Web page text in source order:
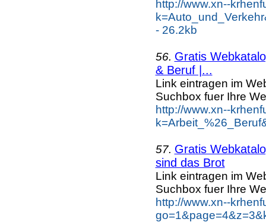
http://www.xn--
- 26.2kb
56. Gratis
& Beruf |...
Link eintragen im
Suchbox fuer Ihre
http://www.xn--
57. Gratis
sind das Brot
Link eintragen im
Suchbox fuer Ihre
http://www.xn--